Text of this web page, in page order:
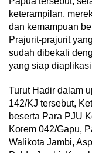
keterampilan,
dan kemampuan
Prajurit-prajurit
sudah dibekali
yang siap
Turut Hadir dalam
142/KJ tersebut,
beserta Para PJU
Korem 042/Gapu,
Walikota Jambi,